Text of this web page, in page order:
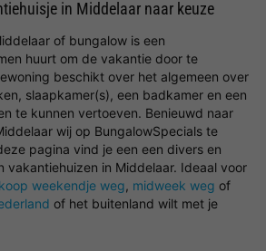
in Middelaar naar keuze
of bungalow is een
huurt om de vakantie door te
beschikt over het algemeen over
slaapkamer(s), een badkamer en een
te kunnen vertoeven. Benieuwd naar
wij op BungalowSpecials te
pagina vind je een een divers en
vakantiehuizen in Middelaar. Ideaal voor
weekendje weg, midweek weg of
of het buitenland wilt met je